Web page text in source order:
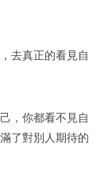
去真正的看見自
，你都看不見自
了對別人期待的